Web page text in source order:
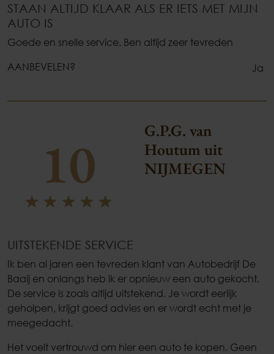
STAAN ALTIJD KLAAR ALS ER IETS MET MIJN
AUTO IS
Goede en snelle service. Ben altijd zeer tevreden
AANBEVELEN?
Ja
10
G.P.G. van
Houtum uit
NIJMEGEN
UITSTEKENDE SERVICE
Ik ben al jaren een tevreden klant van Autobedrijf De
Baaij en onlangs heb ik er opnieuw een auto gekocht.
De service is zoals altijd uitstekend. Je wordt eerlijk
geholpen, krijgt goed advies en er wordt echt met je
meegedacht.
Het voelt vertrouwd om hier een auto te kopen. Geen